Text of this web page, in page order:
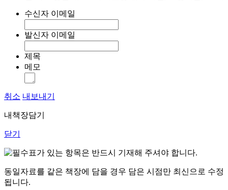
수신자 이메일
발신자 이메일
제목
메모
취소 내보내기
내책장담기
닫기
표가 있는 항목은 반드시 기재해 주셔야 합니다.
동일자료를 같은 책장에 담을 경우 담은 시점만 최신으로 수정
됩니다.